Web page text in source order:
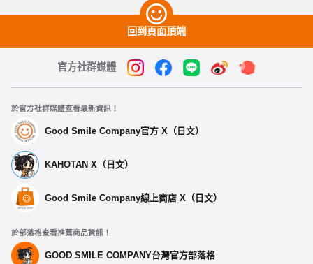
回到頁面頂端
官方社群媒體
於官方社群媒體查看最新資訊！
Good Smile Company官方 X（日文）
KAHOTAN X（日文）
Good Smile Company線上商店 X（日文）
於部落格查看推薦商品資訊！
GOOD SMILE COMPANY台灣官方部落格